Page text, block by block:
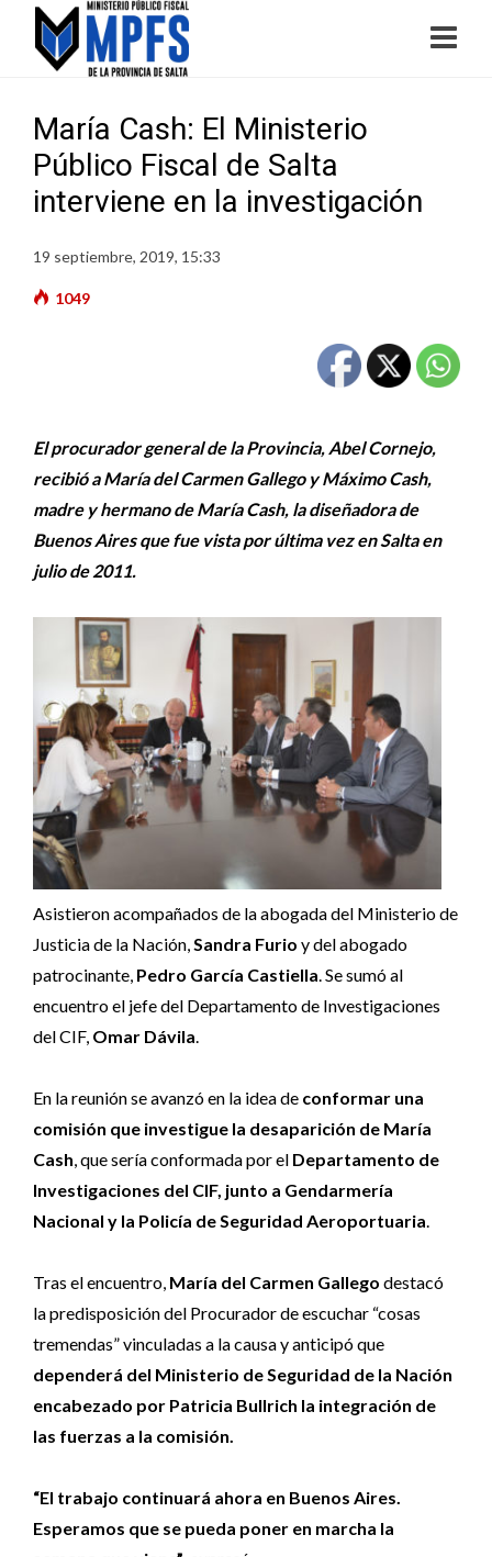
María Cash: El Ministerio
Público Fiscal de Salta
interviene en la investigación
19 septiembre, 2019, 15:33
1049
El procurador general de la Provincia, Abel Cornejo,
recibió a María del Carmen Gallego y Máximo Cash,
madre y hermano de María Cash, la diseñadora de
Buenos Aires que fue vista por última vez en Salta en
julio de 2011.
Asistieron acompañados de la abogada del Ministerio de
Justicia de la Nación,Sandra Furio y del abogado
patrocinante, Pedro García Castiella. Se sumó al
encuentro el jefe del Departamento de Investigaciones
del CIF, Omar Dávila.
En la reunión se avanzó en la idea de conformar una
comisión que investigue la desaparición de María
Cash, que sería conformada por el Departamento de
Investigaciones del CIF, junto a Gendarmería
Nacional y la Policía de Seguridad Aeroportuaria.
Tras el encuentro, María del Carmen Gallego destacó
la predisposición del Procurador de escuchar “cosas
tremendas” vinculadas a la causa y anticipó que
dependerá del Ministerio de Seguridad de la Nación
encabezado por Patricia Bullrich la integración de
las fuerzas a la comisión.
“El trabajo continuará ahora en Buenos Aires.
Esperamos que se pueda poner en marcha la